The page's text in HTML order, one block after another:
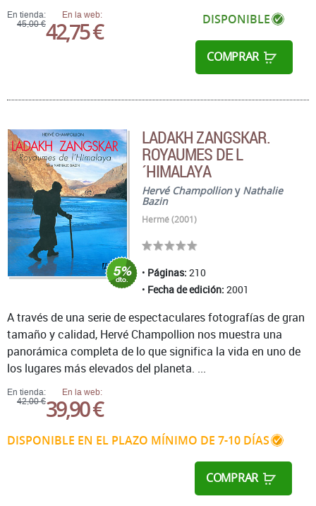
En tienda:
45,00 €
En la web:
42,75 € DISPONIBLE
COMPRAR
LADAKH ZANGSKAR.
ROYAUMES DE L
´HIMALAYA
Hervé Champolliony Nathalie
Bazin
Hermé (2001)
Páginas: 210
Fecha de edición: 2001
En tienda:
42,00 €
En la web:
39,90 €
DISPONIBLE EN EL PLAZO MÍNIMO DE 7-10 DÍAS
COMPRAR
A través de una serie de espectaculares fotografías de gran
tamaño y calidad, Hervé Champollion nos muestra una
panorámica completa de lo que significa la vida en uno de
los lugares más elevados del planeta. ...